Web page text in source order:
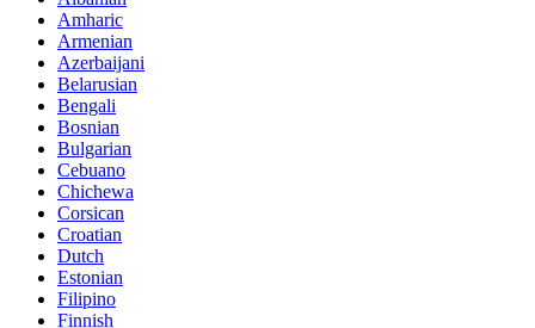
Amharic
Armenian
Azerbaijani
Belarusian
Bengali
Bosnian
Bulgarian
Cebuano
Chichewa
Corsican
Croatian
Dutch
Estonian
Filipino
Finnish